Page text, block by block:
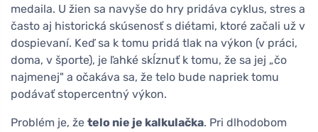
medaila. U žien sa navyše do hry pridáva cyklus, stres a
často aj historická skúsenosť s diétami, ktoré začali už v
dospievaní. Keď sa k tomu pridá tlak na výkon (v práci,
doma, v športe), je ľahké skĺznuť k tomu, že sa jej „čo
najmenej" a očakáva sa, že telo bude napriek tomu
podávať stopercentný výkon.
Problém je, že telo nie je kalkulačka. Pri dlhodobom